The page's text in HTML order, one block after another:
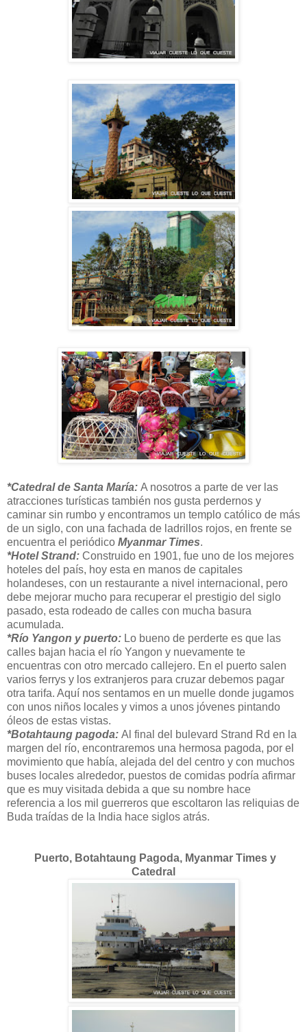
*Catedral de Santa María: A nosotros a parte de ver las
atracciones turísticas también nos gusta perdernos y
caminar sin rumbo y encontramos un templo católico de más
de un siglo, con una fachada de ladrillos rojos, en frente se
encuentra el periódico Myanmar Times.
*Hotel Strand: Construido en 1901, fue uno de los mejores
hoteles del país, hoy esta en manos de capitales
holandeses, con un restaurante a nivel internacional, pero
debe mejorar mucho para recuperar el prestigio del siglo
pasado, esta rodeado de calles con mucha basura
acumulada.
*Río Yangon y puerto: Lo bueno de perderte es que las
calles bajan hacia el río Yangon y nuevamente te
encuentras con otro mercado callejero. En el puerto salen
varios ferrys y los extranjeros para cruzar debemos pagar
otra tarifa. Aquí nos sentamos en un muelle donde jugamos
con unos niños locales y vimos a unos jóvenes pintando
óleos de estas vistas.
*Botahtaung pagoda: Al final del bulevard Strand Rd en la
margen del río, encontraremos una hermosa pagoda, por el
movimiento que había, alejada del del centro y con muchos
buses locales alrededor, puestos de comidas podría afirmar
que es muy visitada debida a que su nombre hace
referencia a los mil guerreros que escoltaron las reliquias de
Buda traídas de la India hace siglos atrás.
Puerto, Botahtaung Pagoda, Myanmar Times y
Catedral